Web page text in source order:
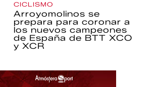
CICLISMO
Arroyomolinos se
prepara para coronar a
los nuevos campeones
de España de BTT XCO
y XCR